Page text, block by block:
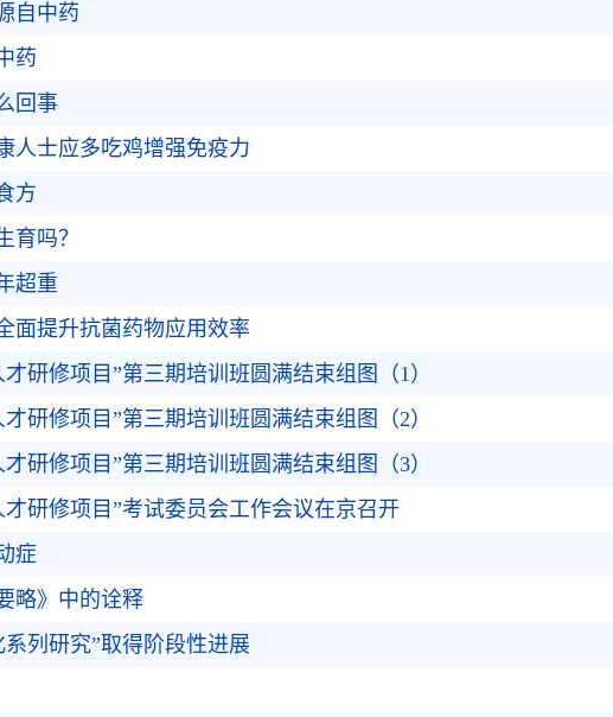
自中药
药
回事
人士应多吃鸡增强免疫力
方
育吗？
超重
面提升抗菌药物应用效率
研修项目”第三期培训班圆满结束组图（1）
研修项目”第三期培训班圆满结束组图（2）
研修项目”第三期培训班圆满结束组图（3）
研修项目”考试委员会工作会议在京召开
症
略》中的诠释
列研究”取得阶段性进展